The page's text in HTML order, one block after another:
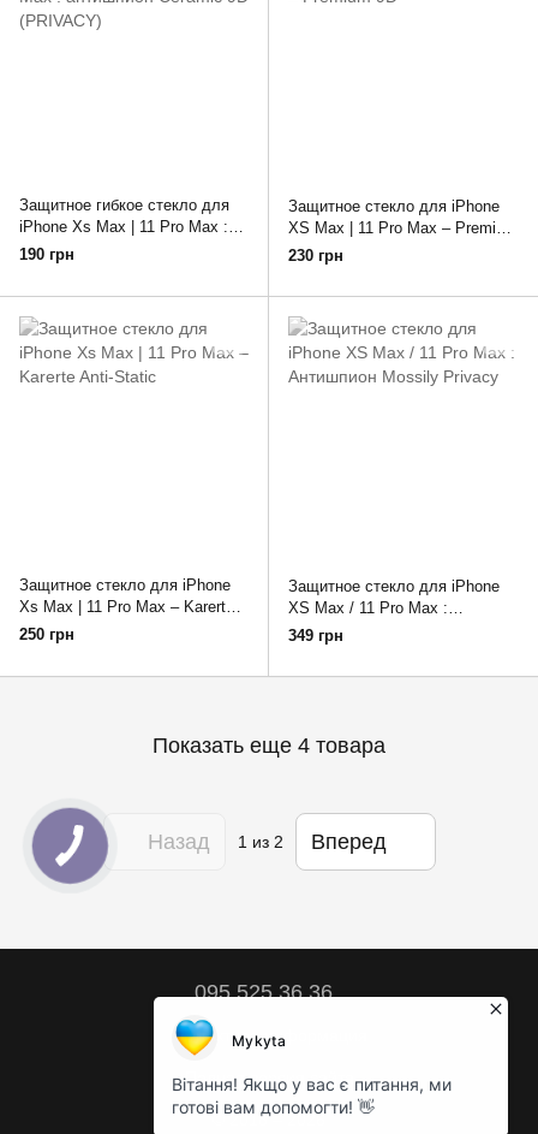
Защитное гибкое стекло для
iPhone Xs Max | 11 Pro Max :
антишпион Ceramic 9D
190 грн
Защитное стекло для iPhone
XS Max | 11 Pro Max – Premium
9D
230 грн
Защитное стекло для iPhone
Xs Max | 11 Pro Max – Karerte
Anti-Static
250 грн
Защитное стекло для iPhone
XS Max / 11 Pro Max :
Антишпион Mossily Privacy
349 грн
Показать еще 4 товара
Назад 1из 2 Вперед
095 525 36 36
Контактная информация
Полная версия сайта
© 2018 – 2026